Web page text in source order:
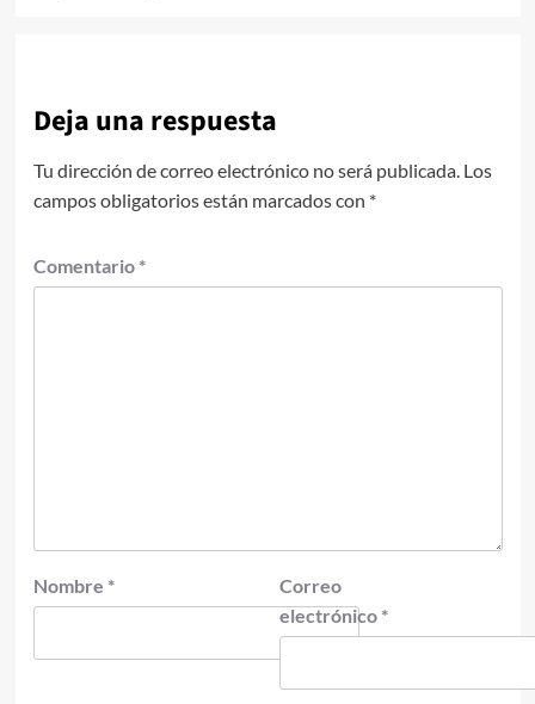
Deja una respuesta
Tu dirección de correo electrónico no será publicada. Los
campos obligatorios están marcados con *
Comentario *
Nombre *
Correo
electrónico *